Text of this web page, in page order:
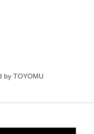
by TOYOMU